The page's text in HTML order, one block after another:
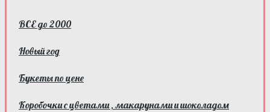
ВСЕ до 2000
Новый год
Букеты по цене
Коробочки с цветами , макарунами и шоколадом